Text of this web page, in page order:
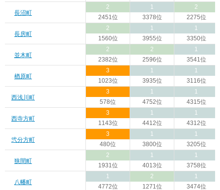
長沼町
2
2451位
1
3378位
2
2275位
長房町
2
1560位
1
3955位
1
3350位
並木町
2
2382位
2
2596位
1
3541位
楢原町
3
1023位
1
3935位
1
3116位
西浅川町
3
578位
1
4752位
1
4315位
西寺方町
3
1143位
1
4412位
1
4312位
弐分方町
3
480位
1
3800位
1
3205位
狭間町
2
1931位
1
4013位
1
3758位
八幡町
1
4772位
2
1271位
1
3474位